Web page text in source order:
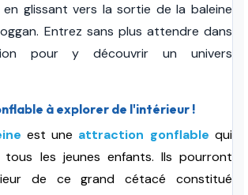
glissant vers la sortie de la baleine
Entrez sans plus attendre dans
pour y découvrir un univers
à explorer de l'intérieur !
est une attraction gonflable qui
les jeunes enfants. Ils pourront
de ce grand cétacé constitué